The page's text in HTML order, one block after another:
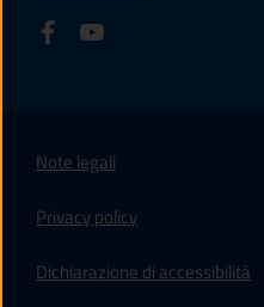
Note legali
Privacy policy
Dichiarazione di accessibilità